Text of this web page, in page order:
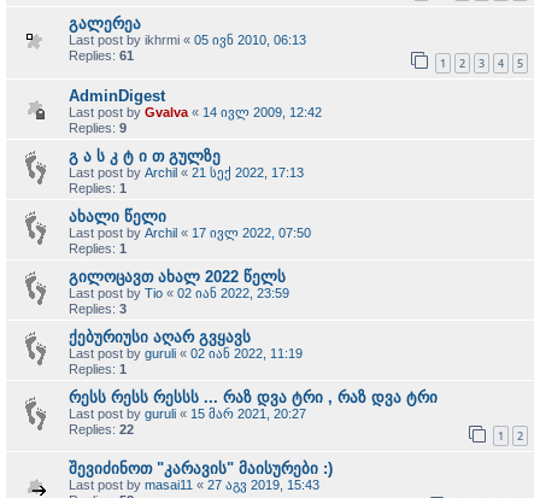
გალერეა
Last post by ikhrmi « 05 ივნ 2010, 06:13
Replies: 61 1 2 3 4 5
AdminDigest
Last post by Gvalva « 14 ივლ 2009, 12:42
Replies: 9
გ ა ს კ ტ ი თ გულზე
Last post by Archil « 21 სექ 2022, 17:13
Replies: 1
ახალი წელი
Last post by Archil « 17 ივლ 2022, 07:50
Replies: 1
გილოცავთ ახალ 2022 წელს
Last post by Tio « 02 იან 2022, 23:59
Replies: 3
ქებურიუსი აღარ გვყავს
Last post by guruli « 02 იან 2022, 11:19
Replies: 1
რესს რესს რესსს ... რაზ დვა ტრი , რაზ დვა ტრი
Last post by guruli « 15 მარ 2021, 20:27
Replies: 22 1 2
შევიძინოთ "კარავის" მაისურები :)
Last post by masai11 « 27 აგვ 2019, 15:43